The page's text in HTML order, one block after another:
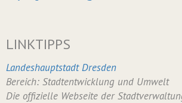
LINKTIPPS
Landeshauptstadt Dresden
Bereich: Stadtentwicklung und Umwelt
Die offizielle Webseite der